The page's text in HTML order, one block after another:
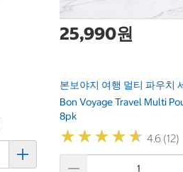
25,990원
본보야지 여행 멀티 파우치
Bon Voyage Travel Multi
8pk
★★★★★
★★★★★ 4.6 (12)